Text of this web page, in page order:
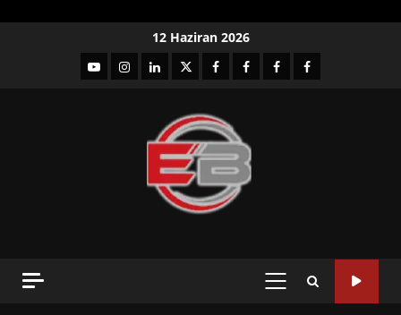
12 Haziran 2026
YouTubeInstagram
LinkedIntwitterfacebook-Facebook-
Facebook-Facebook-
PRIMARY